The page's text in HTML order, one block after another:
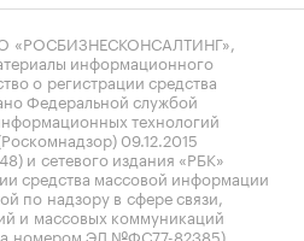
информационного
о регистрации средства
Федеральной службой
технологий
09.12.2015
и сетевого издания «РБК»
средства массовой информации
по надзору в сфере связи,
и массовых коммуникаций
номером ЭЛ №ФС77-82385)